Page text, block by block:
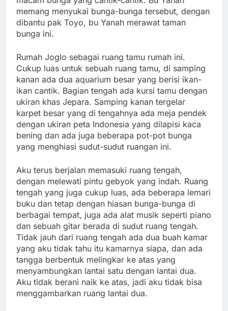
memang menyukai bunga-bunga tersebut, dengan
dibantu pak Toyo, bu Yanah merawat taman
bunga ini.
Rumah Joglo sebagai ruang tamu rumah ini.
Cukup luas untuk sebuah ruang tamu, di samping
kanan ada dua aquarium besar yang berisi ikan-
ikan cantik. Bagian tengah ada kursi tamu dengan
ukiran khas Jepara. Samping kanan tergelar
karpet besar yang di tengahnya ada meja pendek
dengan ukiran peta Indonesia yang dilapisi kaca
bening dan ada juga beberapa pot-pot bunga
yang menghiasi sudut-sudut ruangan ini.
Aku terus berjalan memasuki ruang tengah,
dengan melewati pintu gebyok yang indah. Ruang
tengah yang juga cukup luas, ada beberapa lemari
buku dan tetap dengan hiasan bunga-bunga di
berbagai tempat, juga ada alat musik seperti piano
dan sebuah gitar berada di sudut ruang tengah.
Tidak jauh dari ruang tengah ada dua buah kamar
yang aku tidak tahu itu kamarnya siapa, dan ada
tangga berbentuk melingkar ke atas yang
menyambungkan lantai satu dengan lantai dua.
Aku tidak berani naik ke atas, jadi aku tidak bisa
menggambarkan ruang lantai dua.